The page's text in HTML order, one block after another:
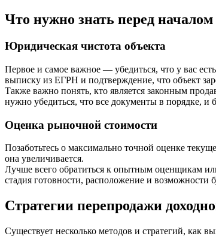
Что нужно знать перед
Юридическая чистота объекта
Первое и самое важное — убедиться, что у вас
выписку из ЕГРН и подтверждение, что объект
Также важно понять, кто является законным
нужно убедиться, что все документы в порядке, и
Оценка рыночной стоимости
Позаботьтесь о максимально точной оценке
она увеличивается.
Лучше всего обратиться к опытным оценщикам
стадия готовности, расположение и возможности
Стратегии перепродажи
Существует несколько методов и стратегий, как